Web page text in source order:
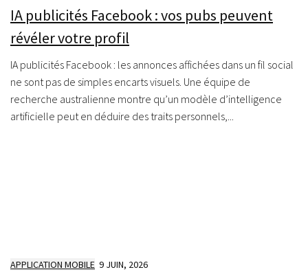
IA publicités Facebook : vos pubs peuvent
révéler votre profil
IA publicités Facebook : les annonces affichées dans un fil social
ne sont pas de simples encarts visuels. Une équipe de
recherche australienne montre qu’un modèle d’intelligence
artificielle peut en déduire des traits personnels,...
APPLICATION MOBILE 9 JUIN, 2026